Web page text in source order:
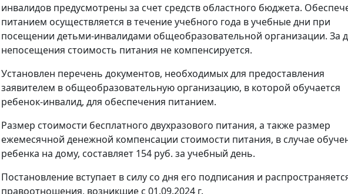
инвалидов предусмотрены за счет средств областного бюджета.
питанием осуществляется в течение учебного года в учебные дни при
посещении детьми-инвалидами общеобразовательной организации. За
непосещения стоимость питания не компенсируется.
Установлен перечень документов, необходимых для предоставления
заявителем в общеобразовательную организацию, в которой обучается
ребенок-инвалид, для обеспечения питанием.
Размер стоимости бесплатного двухразового питания, а также размер
ежемесячной денежной компенсации стоимости питания, в случае
ребенка на дому, составляет 154 руб. за учебный день.
Постановление вступает в силу со дня его подписания и
правоотношения, возникшие с 01.09.2024 г.